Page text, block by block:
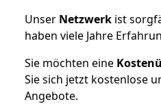
Unser Netzwerk ist
haben viele Jahre
Sie möchten eine
Sie sich jetzt kostenlose
Angebote.